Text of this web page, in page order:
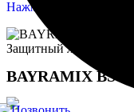
Нажмите, чтобы
BAYRAMIX BS-